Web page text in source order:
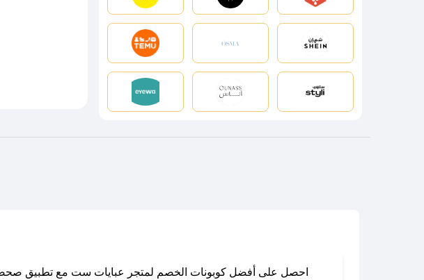
احصل على أفضل كوبونات الخصم لمتجر عبايات ست مع تطبيق